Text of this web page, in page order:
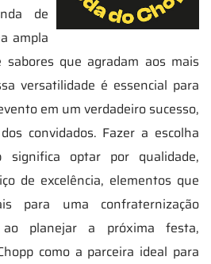
de
ampla
que agradam aos mais
versatilidade é essencial para
em um verdadeiro sucesso,
convidados. Fazer a escolha
significa optar por qualidade,
de excelência, elementos que
para uma confraternização
ao planejar a próxima festa,
como a parceira ideal para